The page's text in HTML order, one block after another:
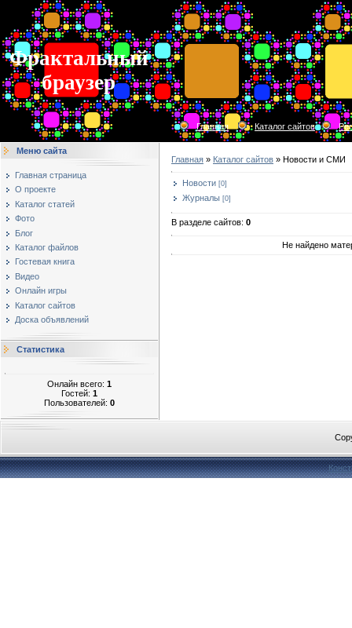
Фрактальный
браузер
Главная Каталог сайтов
Меню сайта
Главная страница
О проекте
Каталог статей
Фото
Блог
Каталог файлов
Гостевая книга
Видео
Онлайн игры
Каталог сайтов
Доска объявлений
Статистика
Онлайн всего: 1
Гостей: 1
Пользователей: 0
Главная » Каталог сайтов » Новости и СМИ
Новости [0]
Журналы [0]
В разделе сайтов: 0
Не найдено